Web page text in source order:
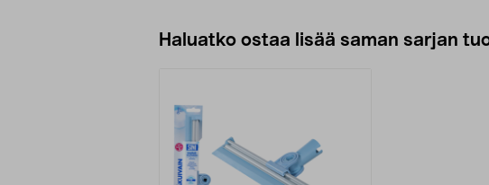
Haluatko ostaa lisää saman sarjan